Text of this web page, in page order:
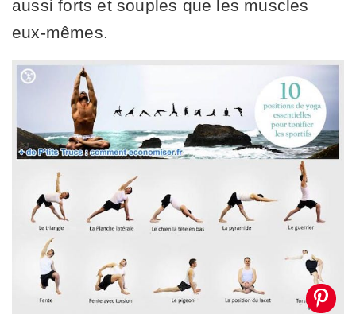
aussi forts et souples que les muscles
eux-mêmes.